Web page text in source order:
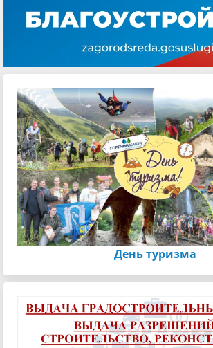
День туризма